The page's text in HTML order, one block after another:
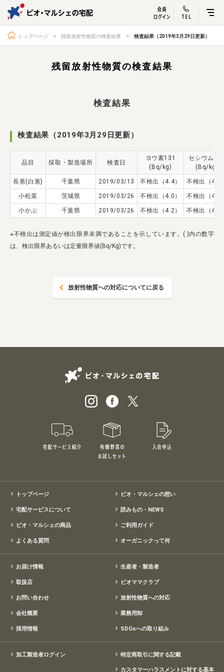
ビオ・マルシェ
宅配サービス紹介 有機野菜のお試しセッ
宅配サービスについて
よくある質問
お届け情報 生産者・製造者
ビオママクラブ
お問い合わせ 放射性物質への対応
会社概要 採用情報
トップページ 残留放射性物質の検査結果 検査結果（2019年3月29日更新）
残留放射性物質の検査結果
検査結果
検査結果（2019年3月29日更新）
品目 採取・製造場所 検査日
ヨウ素131
(Bq/kg)
セシウム
(Bq/kg)
長葱(白葱) 千葉県 2019/03/13 不検出（4.4） 不検出（4.7
小松菜 茨城県 2019/03/26 不検出（4.0） 不検出（4.6
小かぶ 千葉県 2019/03/26 不検出（4.2） 不検出（4.4
※不検出は測定値が検出限界未満であることを示しています。( )内の数字
は、検出限界あるいは定量限界値(Bq/Kg)です。
放射性物質への対応についてに戻る
宅配サービス紹介 有機野菜のお試しセット
トップページ ビオ・マルシェの想い
宅配サービスについて 読みもの・NEWS
ビオ・マルシェの商品 ご利用ガイド
よくある質問 オーガニックって何
お届け情報 生産者・製造者
取扱店 ビオママクラブ
お問い合わせ 放射性物質への対応
会社概要 業務用卸
採用情報 SDGsへの取り組み
加工製造者ログイン 特定商取引に関する記載
カスタマーハラスメントに対する基本